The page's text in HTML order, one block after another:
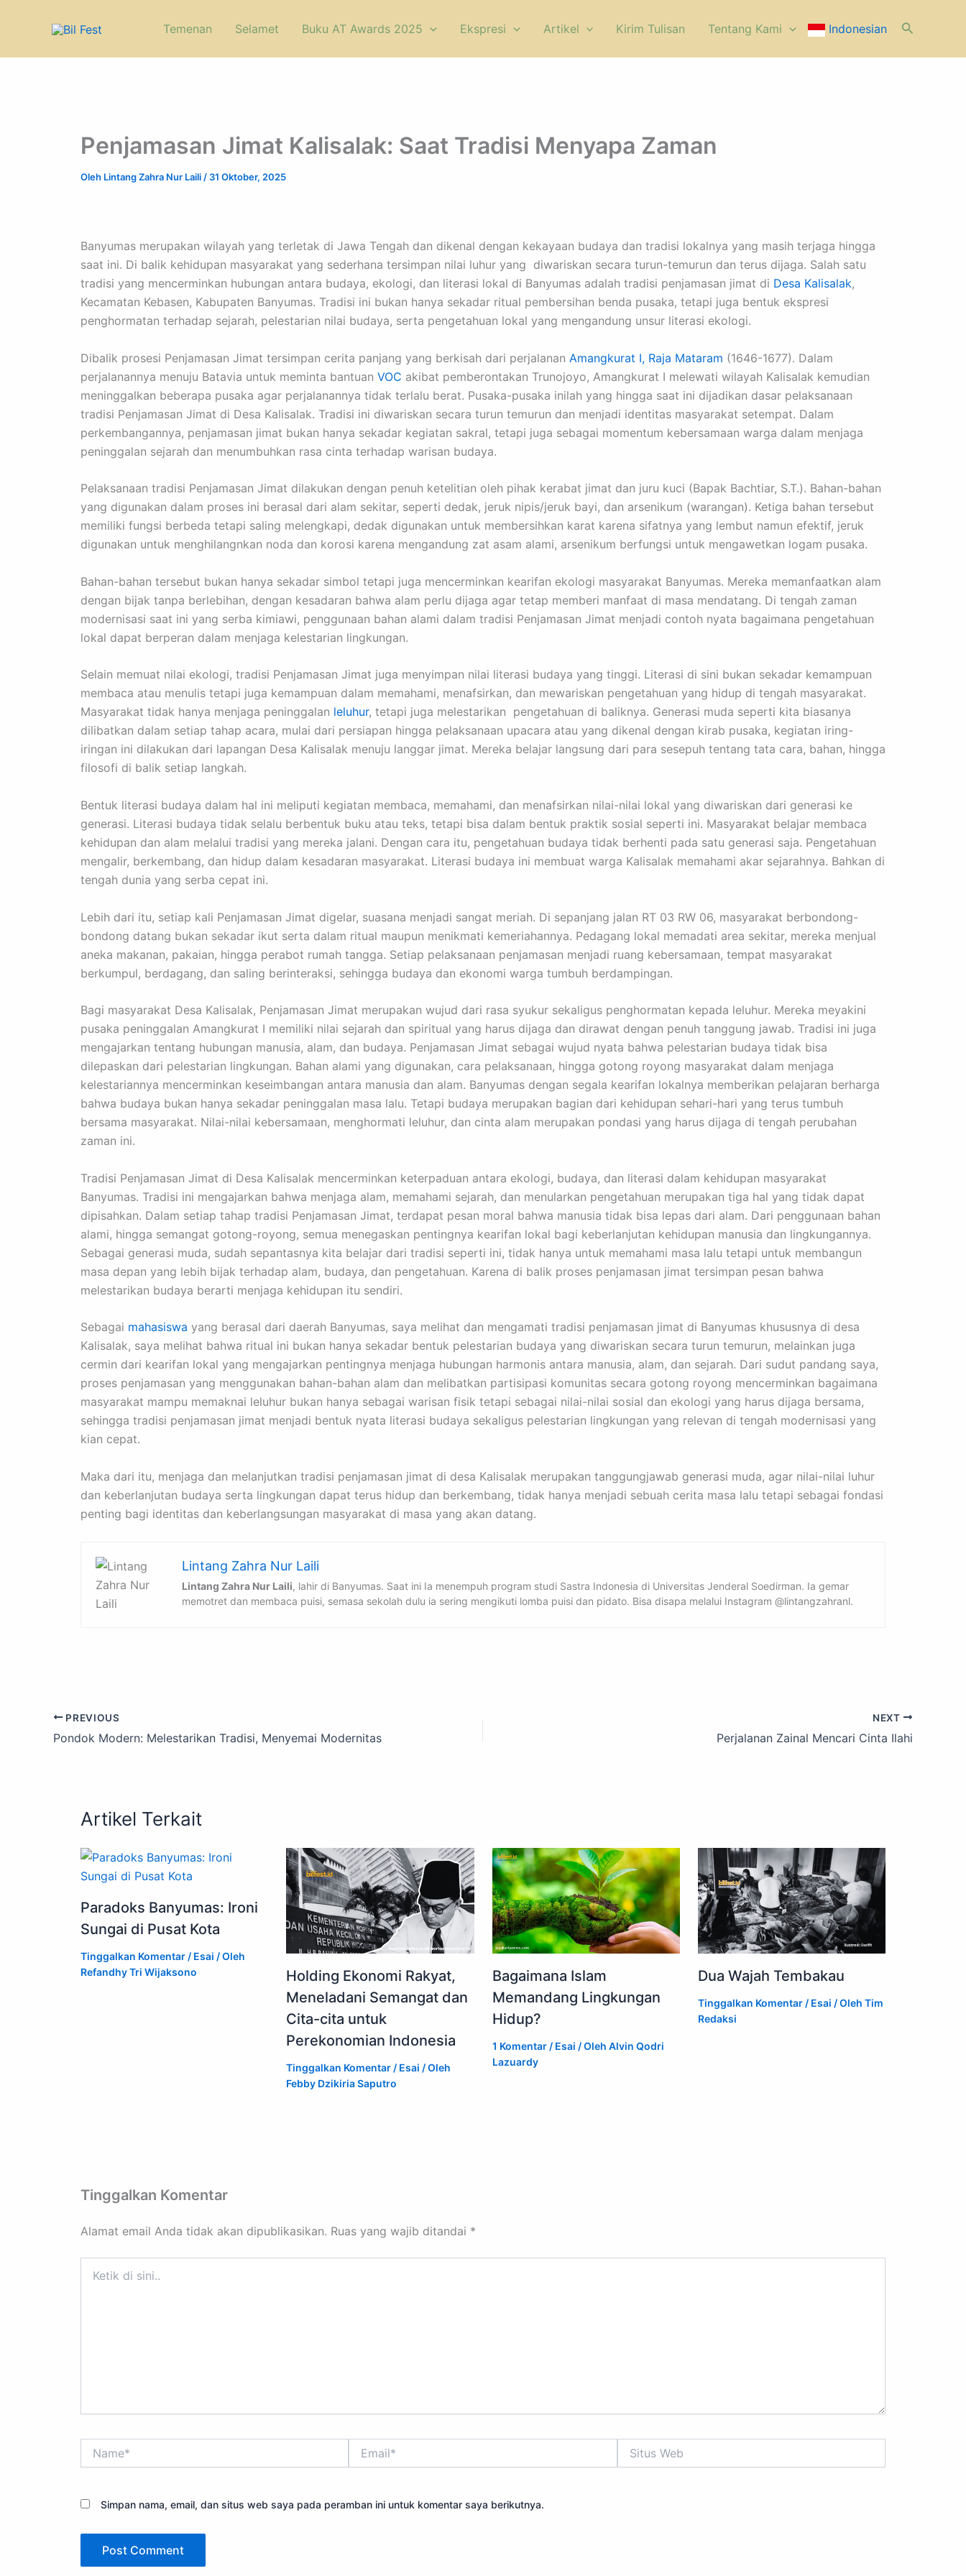
Temenan Selamet Buku AT Awards 2025 Ekspresi Artikel Kirim Tulisan ⁠Tentang Kami Indonesian Cari
Penjamasan Jimat Kalisalak: Saat Tradisi Menyapa Zaman
Oleh Lintang Zahra Nur Laili / 31 Oktober, 2025
Banyumas merupakan wilayah yang terletak di Jawa Tengah dan dikenal dengan kekayaan budaya dan tradisi lokalnya yang masih terjaga hingga
saat ini. Di balik kehidupan masyarakat yang sederhana tersimpan nilai luhur yang diwariskan secara turun-temurun dan terus dijaga. Salah satu
tradisi yang mencerminkan hubungan antara budaya, ekologi, dan literasi lokal di Banyumas adalah tradisi penjamasan jimat di Desa Kalisalak,
Kecamatan Kebasen, Kabupaten Banyumas. Tradisi ini bukan hanya sekadar ritual pembersihan benda pusaka, tetapi juga bentuk ekspresi
penghormatan terhadap sejarah, pelestarian nilai budaya, serta pengetahuan lokal yang mengandung unsur literasi ekologi.
Dibalik prosesi Penjamasan Jimat tersimpan cerita panjang yang berkisah dari perjalanan Amangkurat I, Raja Mataram (1646-1677). Dalam
perjalanannya menuju Batavia untuk meminta bantuan VOC akibat pemberontakan Trunojoyo, Amangkurat I melewati wilayah Kalisalak kemudian
meninggalkan beberapa pusaka agar perjalanannya tidak terlalu berat. Pusaka-pusaka inilah yang hingga saat ini dijadikan dasar pelaksanaan
tradisi Penjamasan Jimat di Desa Kalisalak. Tradisi ini diwariskan secara turun temurun dan menjadi identitas masyarakat setempat. Dalam
perkembangannya, penjamasan jimat bukan hanya sekadar kegiatan sakral, tetapi juga sebagai momentum kebersamaan warga dalam menjaga
peninggalan sejarah dan menumbuhkan rasa cinta terhadap warisan budaya.
Pelaksanaan tradisi Penjamasan Jimat dilakukan dengan penuh ketelitian oleh pihak kerabat jimat dan juru kuci (Bapak Bachtiar, S.T.). Bahan-bahan
yang digunakan dalam proses ini berasal dari alam sekitar, seperti dedak, jeruk nipis/jeruk bayi, dan arsenikum (warangan). Ketiga bahan tersebut
memiliki fungsi berbeda tetapi saling melengkapi, dedak digunakan untuk membersihkan karat karena sifatnya yang lembut namun efektif, jeruk
digunakan untuk menghilangnkan noda dan korosi karena mengandung zat asam alami, arsenikum berfungsi untuk mengawetkan logam pusaka.
Bahan-bahan tersebut bukan hanya sekadar simbol tetapi juga mencerminkan kearifan ekologi masyarakat Banyumas. Mereka memanfaatkan alam
dengan bijak tanpa berlebihan, dengan kesadaran bahwa alam perlu dijaga agar tetap memberi manfaat di masa mendatang. Di tengah zaman
modernisasi saat ini yang serba kimiawi, penggunaan bahan alami dalam tradisi Penjamasan Jimat menjadi contoh nyata bagaimana pengetahuan
lokal dapat berperan dalam menjaga kelestarian lingkungan.
Selain memuat nilai ekologi, tradisi Penjamasan Jimat juga menyimpan nilai literasi budaya yang tinggi. Literasi di sini bukan sekadar kemampuan
membaca atau menulis tetapi juga kemampuan dalam memahami, menafsirkan, dan mewariskan pengetahuan yang hidup di tengah masyarakat.
Masyarakat tidak hanya menjaga peninggalan leluhur, tetapi juga melestarikan pengetahuan di baliknya. Generasi muda seperti kita biasanya
dilibatkan dalam setiap tahap acara, mulai dari persiapan hingga pelaksanaan upacara atau yang dikenal dengan kirab pusaka, kegiatan iring-
iringan ini dilakukan dari lapangan Desa Kalisalak menuju langgar jimat. Mereka belajar langsung dari para sesepuh tentang tata cara, bahan, hingga
filosofi di balik setiap langkah.
Bentuk literasi budaya dalam hal ini meliputi kegiatan membaca, memahami, dan menafsirkan nilai-nilai lokal yang diwariskan dari generasi ke
generasi. Literasi budaya tidak selalu berbentuk buku atau teks, tetapi bisa dalam bentuk praktik sosial seperti ini. Masyarakat belajar membaca
kehidupan dan alam melalui tradisi yang mereka jalani. Dengan cara itu, pengetahuan budaya tidak berhenti pada satu generasi saja. Pengetahuan
mengalir, berkembang, dan hidup dalam kesadaran masyarakat. Literasi budaya ini membuat warga Kalisalak memahami akar sejarahnya. Bahkan di
tengah dunia yang serba cepat ini.
Lebih dari itu, setiap kali Penjamasan Jimat digelar, suasana menjadi sangat meriah. Di sepanjang jalan RT 03 RW 06, masyarakat berbondong-
bondong datang bukan sekadar ikut serta dalam ritual maupun menikmati kemeriahannya. Pedagang lokal memadati area sekitar, mereka menjual
aneka makanan, pakaian, hingga perabot rumah tangga. Setiap pelaksanaan penjamasan menjadi ruang kebersamaan, tempat masyarakat
berkumpul, berdagang, dan saling berinteraksi, sehingga budaya dan ekonomi warga tumbuh berdampingan.
Bagi masyarakat Desa Kalisalak, Penjamasan Jimat merupakan wujud dari rasa syukur sekaligus penghormatan kepada leluhur. Mereka meyakini
pusaka peninggalan Amangkurat I memiliki nilai sejarah dan spiritual yang harus dijaga dan dirawat dengan penuh tanggung jawab. Tradisi ini juga
mengajarkan tentang hubungan manusia, alam, dan budaya. Penjamasan Jimat sebagai wujud nyata bahwa pelestarian budaya tidak bisa
dilepaskan dari pelestarian lingkungan. Bahan alami yang digunakan, cara pelaksanaan, hingga gotong royong masyarakat dalam menjaga
kelestariannya mencerminkan keseimbangan antara manusia dan alam. Banyumas dengan segala kearifan lokalnya memberikan pelajaran berharga
bahwa budaya bukan hanya sekadar peninggalan masa lalu. Tetapi budaya merupakan bagian dari kehidupan sehari-hari yang terus tumbuh
bersama masyarakat. Nilai-nilai kebersamaan, menghormati leluhur, dan cinta alam merupakan pondasi yang harus dijaga di tengah perubahan
zaman ini.
Tradisi Penjamasan Jimat di Desa Kalisalak mencerminkan keterpaduan antara ekologi, budaya, dan literasi dalam kehidupan masyarakat
Banyumas. Tradisi ini mengajarkan bahwa menjaga alam, memahami sejarah, dan menularkan pengetahuan merupakan tiga hal yang tidak dapat
dipisahkan. Dalam setiap tahap tradisi Penjamasan Jimat, terdapat pesan moral bahwa manusia tidak bisa lepas dari alam. Dari penggunaan bahan
alami, hingga semangat gotong-royong, semua menegaskan pentingnya kearifan lokal bagi keberlanjutan kehidupan manusia dan lingkungannya.
Sebagai generasi muda, sudah sepantasnya kita belajar dari tradisi seperti ini, tidak hanya untuk memahami masa lalu tetapi untuk membangun
masa depan yang lebih bijak terhadap alam, budaya, dan pengetahuan. Karena di balik proses penjamasan jimat tersimpan pesan bahwa
melestarikan budaya berarti menjaga kehidupan itu sendiri.
Sebagai mahasiswa yang berasal dari daerah Banyumas, saya melihat dan mengamati tradisi penjamasan jimat di Banyumas khususnya di desa
Kalisalak, saya melihat bahwa ritual ini bukan hanya sekadar bentuk pelestarian budaya yang diwariskan secara turun temurun, melainkan juga
cermin dari kearifan lokal yang mengajarkan pentingnya menjaga hubungan harmonis antara manusia, alam, dan sejarah. Dari sudut pandang saya,
proses penjamasan yang menggunakan bahan-bahan alam dan melibatkan partisipasi komunitas secara gotong royong mencerminkan bagaimana
masyarakat mampu memaknai leluhur bukan hanya sebagai warisan fisik tetapi sebagai nilai-nilai sosial dan ekologi yang harus dijaga bersama,
sehingga tradisi penjamasan jimat menjadi bentuk nyata literasi budaya sekaligus pelestarian lingkungan yang relevan di tengah modernisasi yang
kian cepat.
Maka dari itu, menjaga dan melanjutkan tradisi penjamasan jimat di desa Kalisalak merupakan tanggungjawab generasi muda, agar nilai-nilai luhur
dan keberlanjutan budaya serta lingkungan dapat terus hidup dan berkembang, tidak hanya menjadi sebuah cerita masa lalu tetapi sebagai fondasi
penting bagi identitas dan keberlangsungan masyarakat di masa yang akan datang.
Lintang Zahra Nur Laili
Lintang Zahra Nur Laili, lahir di Banyumas. Saat ini Ia menempuh program studi Sastra Indonesia di Universitas Jenderal Soedirman. Ia gemar
memotret dan membaca puisi, semasa sekolah dulu ia sering mengikuti lomba puisi dan pidato. Bisa disapa melalui Instagram @lintangzahranl.
PREVIOUS
Pondok Modern: Melestarikan Tradisi, Menyemai Modernitas
NEXT
Perjalanan Zainal Mencari Cinta Ilahi
Artikel Terkait
Paradoks Banyumas: Ironi
Sungai di Pusat Kota
Tinggalkan Komentar / Esai / Oleh
Refandhy Tri Wijaksono
Holding Ekonomi Rakyat,
Meneladani Semangat dan
Cita-cita untuk
Perekonomian Indonesia
Tinggalkan Komentar / Esai / Oleh
Febby Dzikiria Saputro
Bagaimana Islam
Memandang Lingkungan
Hidup?
1 Komentar / Esai / Oleh Alvin Qodri
Lazuardy
Dua Wajah Tembakau
Tinggalkan Komentar / Esai / Oleh Tim
Redaksi
Tinggalkan Komentar
Alamat email Anda tidak akan dipublikasikan. Ruas yang wajib ditandai *
Web
Simpan nama, email, dan situs web saya pada peramban ini untuk komentar saya berikutnya.